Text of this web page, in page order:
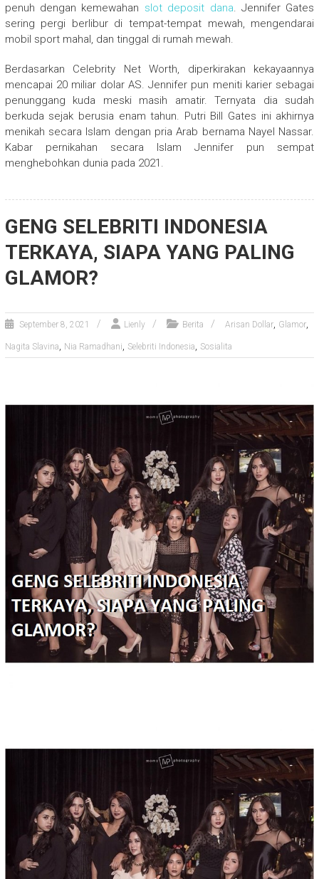
penuh dengan kemewahan slot deposit dana . Jennifer Gates
sering pergi berlibur di tempat-tempat mewah, mengendarai
mobil sport mahal, dan tinggal di rumah mewah.
Berdasarkan Celebrity Net Worth, diperkirakan kekayaannya
mencapai 20 miliar dolar AS. Jennifer pun meniti karier sebagai
penunggang kuda meski masih amatir. Ternyata dia sudah
berkuda sejak berusia enam tahun. Putri Bill Gates ini akhirnya
menikah secara Islam dengan pria Arab bernama Nayel Nassar.
Kabar pernikahan secara Islam Jennifer pun sempat
menghebohkan dunia pada 2021.
GENG SELEBRITI INDONESIA
TERKAYA, SIAPA YANG PALING
GLAMOR?
September 8, 2021 Lienly Berita Arisan Dollar, Glamor,
Nagita Slavina Nia Ramadhani Selebriti Indonesia Sosialita